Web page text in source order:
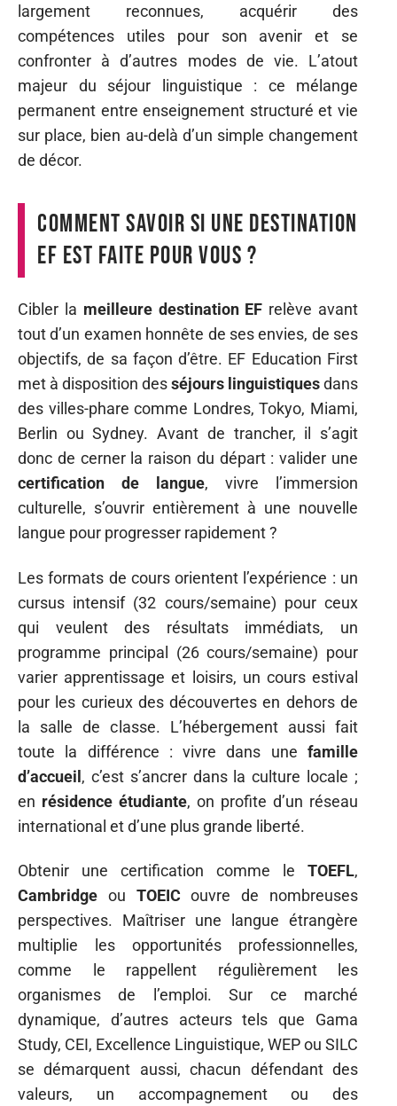
largement reconnues, acquérir des
compétences utiles pour son avenir et se
confronter à d’autres modes de vie. L’atout
majeur du séjour linguistique : ce mélange
permanent entre enseignement structuré et vie
sur place, bien au-delà d’un simple changement
de décor.
Comment savoir si une destination
EF est faite pour vous ?
Cibler la meilleure destination EF relève avant
tout d’un examen honnête de ses envies, de ses
objectifs, de sa façon d’être. EF Education First
met à disposition desséjours linguistiquesdans
des villes-phare comme Londres, Tokyo, Miami,
Berlin ou Sydney. Avant de trancher, il s’agit
donc de cerner la raison du départ : valider une
certification de langue, vivre l’immersion
culturelle, s’ouvrir entièrement à une nouvelle
langue pour progresser rapidement ?
Les formats de cours orientent l’expérience : un
cursus intensif (32 cours/semaine) pour ceux
qui veulent des résultats immédiats, un
programme principal (26 cours/semaine) pour
varier apprentissage et loisirs, un cours estival
pour les curieux des découvertes en dehors de
la salle de classe. L’hébergement aussi fait
toute la différence : vivre dans une famille
d’accueil, c’est s’ancrer dans la culture locale ;
en résidence étudiante, on profite d’un réseau
international et d’une plus grande liberté.
Obtenir une certification comme le TOEFL,
Cambridge ou TOEICouvre de nombreuses
perspectives. Maîtriser une langue étrangère
multiplie les opportunités professionnelles,
comme le rappellent régulièrement les
organismes de l’emploi. Sur ce marché
dynamique, d’autres acteurs tels que Gama
Study, CEI, Excellence Linguistique, WEP ou SILC
se démarquent aussi, chacun défendant des
valeurs, un accompagnement ou des